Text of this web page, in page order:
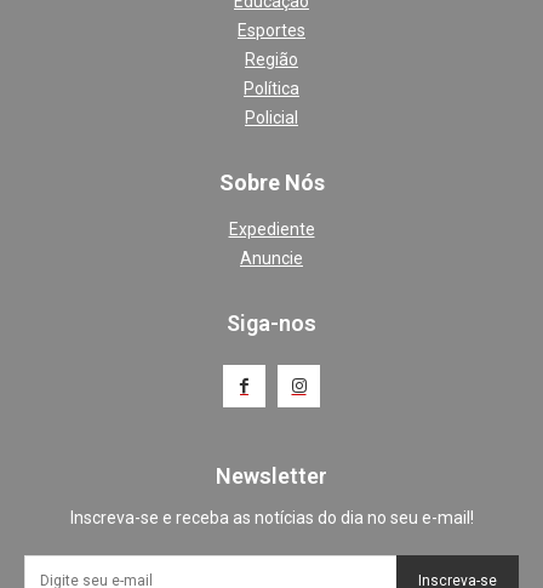
Esportes
Região
Política
Policial
Sobre Nós
Expediente
Anuncie
Siga-nos
Newsletter
Inscreva-se e receba as notícias do dia no seu e-mail!
Inscreva-se